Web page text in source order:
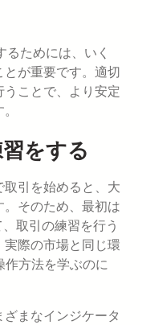
ためには、いく
が重要です。適切
ことで、より安定
をする
引を始めると、大
そのため、最初は
取引の練習を行う
際の市場と同じ環
作方法を学ぶのに
まなインジケータ